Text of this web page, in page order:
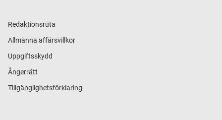
Redaktionsruta
Allmänna affärsvillkor
Uppgiftsskydd
Ångerrätt
Tillgänglighetsförklaring